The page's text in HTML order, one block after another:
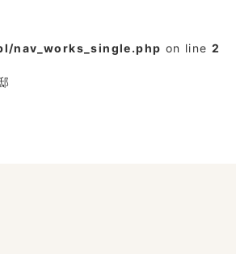
nav_works_single.php on line2